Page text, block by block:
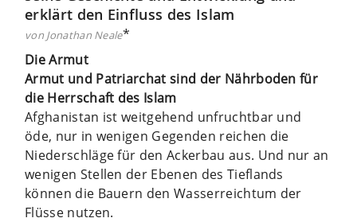
erklärt den Einfluss des Islam
von Jonathan Neale*
Die Armut
Armut und Patriarchat sind der Nährboden für
die Herrschaft des Islam
Afghanistan ist weitgehend unfruchtbar und
öde, nur in wenigen Gegenden reichen die
Niederschläge für den Ackerbau aus. Und nur an
wenigen Stellen der Ebenen des Tieflands
können die Bauern den Wasserreichtum der
Flüsse nutzen.